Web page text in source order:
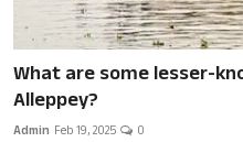
What are some lesser-
Alleppey?
Admin Feb 19, 2025 0